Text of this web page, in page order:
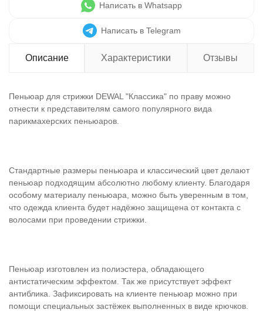
Написать в Whatsapp
Написать в Telegram
Описание Характеристики Отзывы
Пеньюар для стрижки DEWAL "Классика" по праву можно
отнести к представителям самого популярного вида
парикмахерских пеньюаров.
Стандартные размеры пеньюара и классический цвет делают
пеньюар подходящим абсолютно любому клиенту. Благодаря
особому материалу пеньюара, можно быть уверенным в том,
что одежда клиента будет надёжно защищена от контакта с
волосами при проведении стрижки.
Пеньюар изготовлен из полиэстера, обладающего
антистатическим эффектом. Так же присутствует эффект
антиблика. Зафиксировать на клиенте пеньюар можно при
помощи специальных застёжек выполненных в виде крючков.